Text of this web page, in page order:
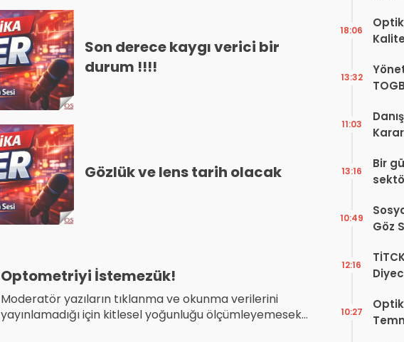
Son derece kaygı verici bir
durum !!!!
Gözlük ve lens tarih olacak
Optometriyi İstemezük!
Moderatör yazıların tıklanma ve okunma verilerini
yayınlamadığı için kitlesel yoğunluğu ölçümleyemesek
18:06
13:32
11:03
Bir
13:16
Göz
10:49
12:16
10:27